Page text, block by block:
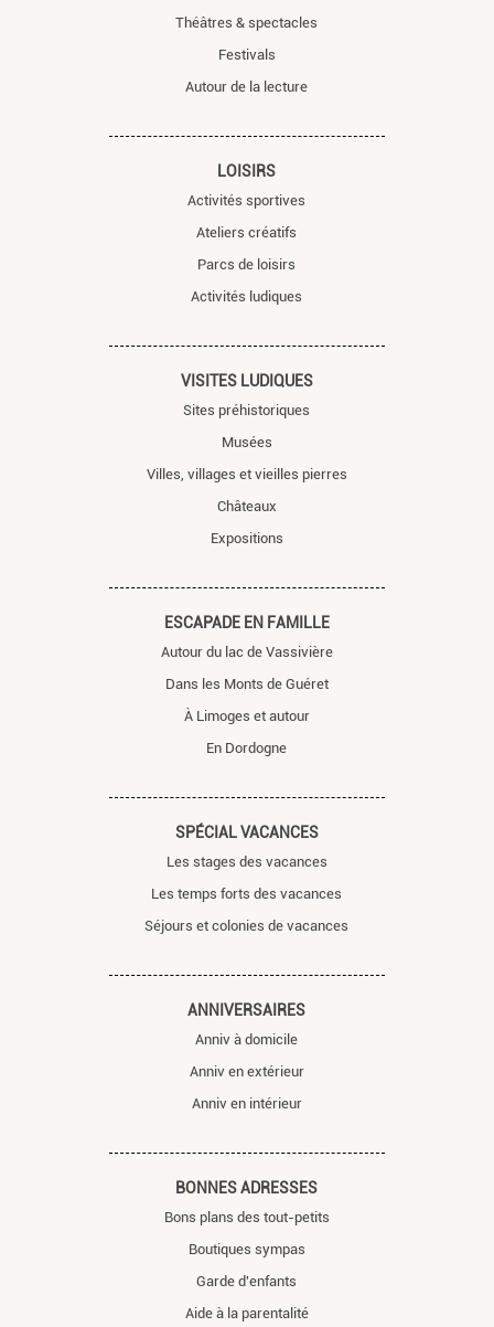
Théâtres & spectacles
Festivals
Autour de la lecture
LOISIRS
Activités sportives
Ateliers créatifs
Parcs de loisirs
Activités ludiques
VISITES LUDIQUES
Sites préhistoriques
Musées
Villes, villages et vieilles pierres
Châteaux
Expositions
ESCAPADE EN FAMILLE
Autour du lac de Vassivière
Dans les Monts de Guéret
À Limoges et autour
En Dordogne
SPÉCIAL VACANCES
Les stages des vacances
Les temps forts des vacances
Séjours et colonies de vacances
ANNIVERSAIRES
Anniv à domicile
Anniv en extérieur
Anniv en intérieur
BONNES ADRESSES
Bons plans des tout-petits
Boutiques sympas
Garde d'enfants
Aide à la parentalité